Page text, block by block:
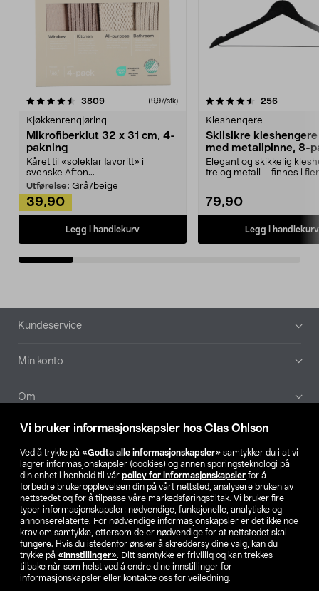
Vi bruker informasjonskapsler hos Clas Ohlson
Ved å trykke på «Godta alle informasjonskapsler» samtykker du i at vi
lagrer informasjonskapsler (cookies) og annen sporingsteknologi på
din enhet i henhold til vår policy for informasjonskapsler for å
forbedre brukeropplevelsen din på vårt nettsted, analysere bruken av
nettstedet og for å tilpasse våre markedsføringstiltak. Vi bruker fire
typer informasjonskapsler: nødvendige, funksjonelle, analytiske og
annonserelaterte. For nødvendige informasjonskapsler er det ikke noe
krav om samtykke, ettersom de er nødvendige for at nettstedet skal
fungere. Hvis du istedenfor ønsker å skreddersy dine valg, kan du
trykke på «Innstillinger». Ditt samtykke er frivillig og kan trekkes
tilbake når som helst ved å endre dine innstillinger for
informasjonskapsler eller kontakte oss for veiledning.
3809anmeldelser(9,97/stk)
Kjøkkenrengjøring
Mikrofiberklut 32 x 31 cm, 4-
pakning
Kåret til «soleklar favoritt» i
svenske Afton...
Utførelse: Grå/beige
39,90
Legg i handlekurv
4.5av 5 stjerner 256
Kleshengere
Sklisikre
med metallpinne, 8-
Elegant og skikkelig
tre og metall – finnes i
79,90
Legg i handlekurv
4.5av 5 stjerner
Bunntekst
Kundeservice
Min konto
Om
Aktuelt
Våre selskaper
Finn din butikk
SE NO FI